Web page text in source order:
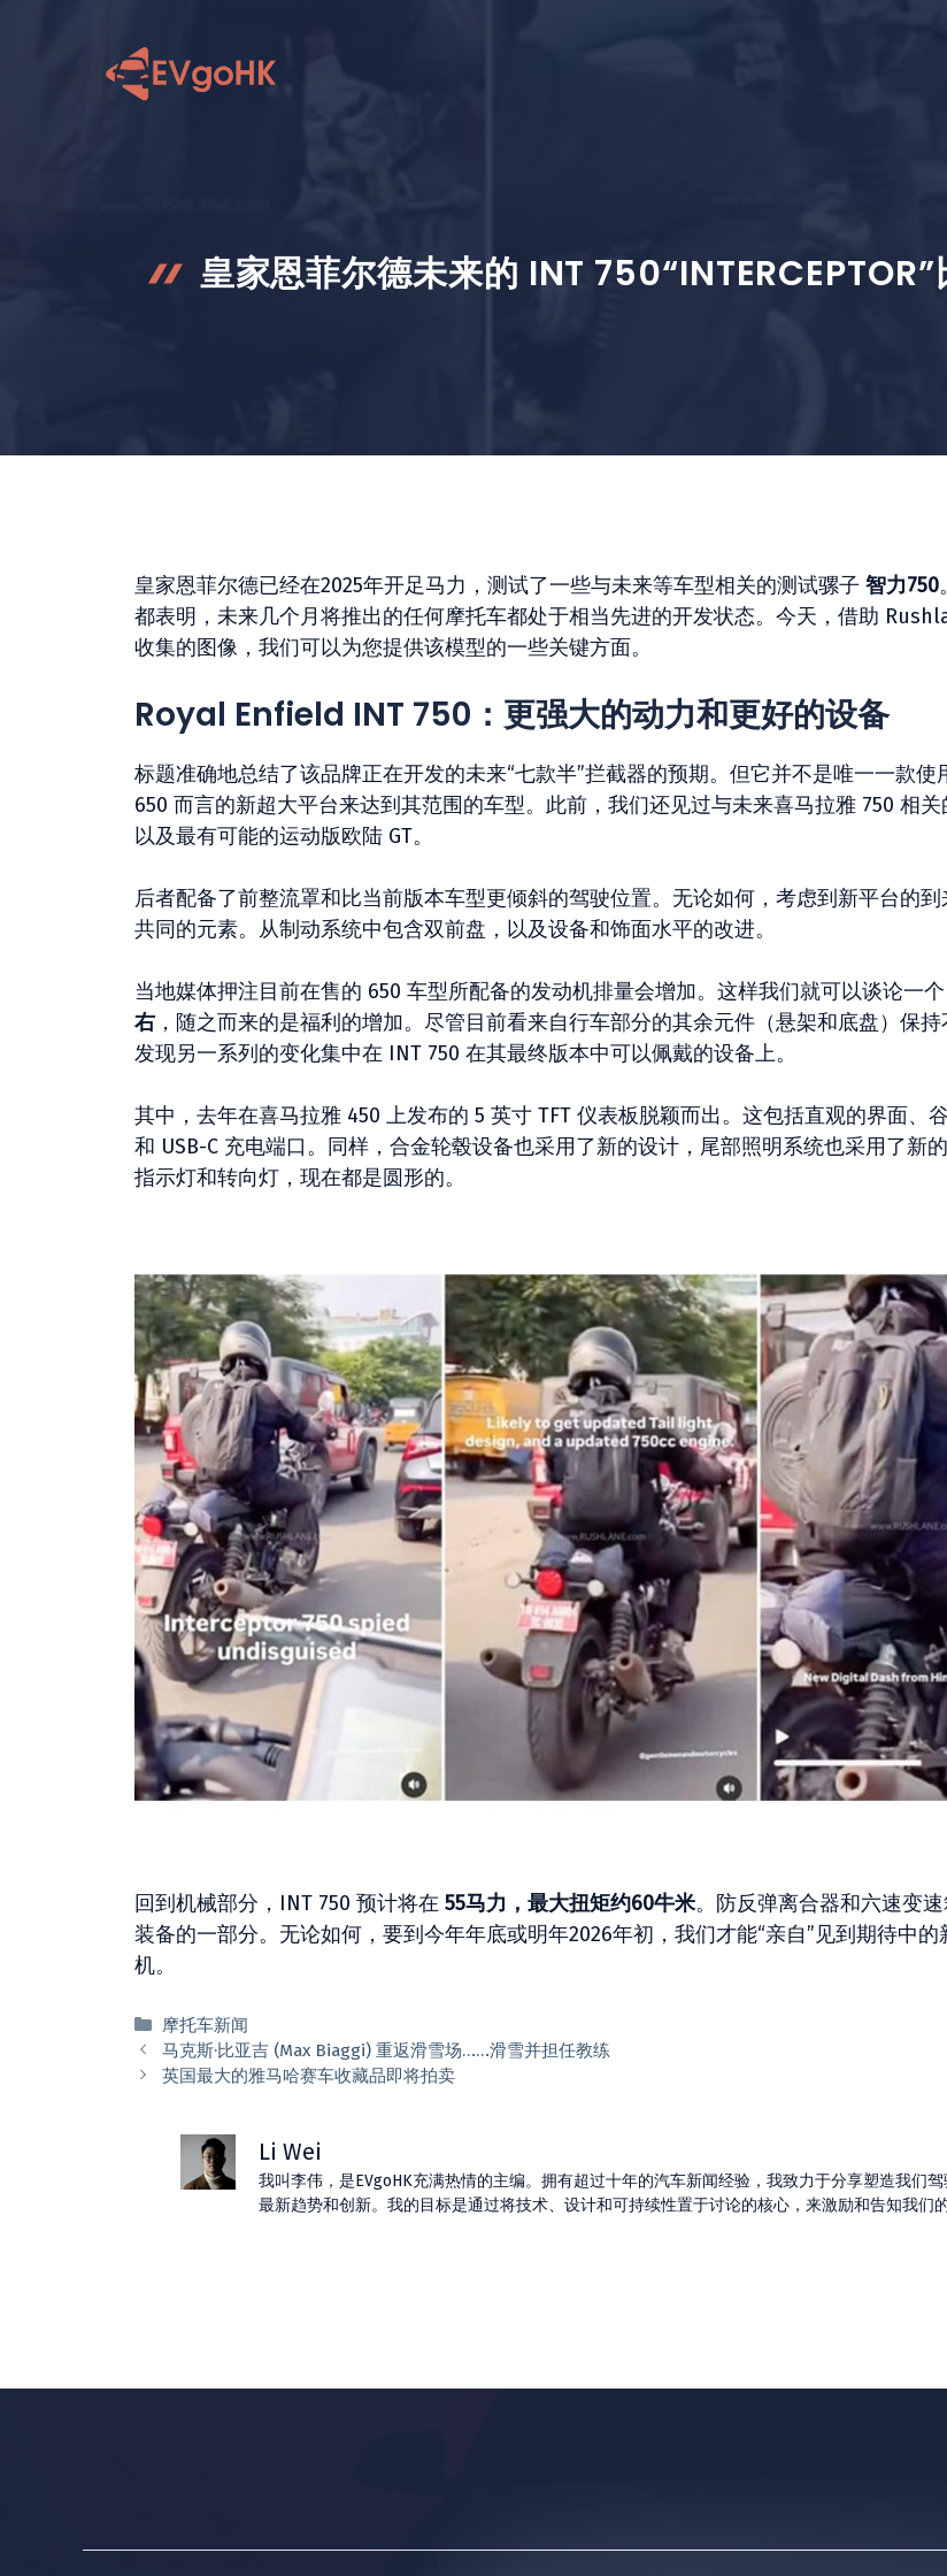
皇家恩菲尔德未来的 INT
皇家恩菲尔德已经在2025年开足马力，测试了一些与未来等车型相关的测试骡子 智力750
都表明，未来几个月将推出的任何摩托车都处于相当先进的开发状态。今天，借助
收集的图像，我们可以为您提供该模型的一些关键方面。
Royal Enfield INT 750：更强大的动力和更好的设备
标题准确地总结了该品牌正在开发的未来“七款半”拦截器的预期。但它并不是唯一一款使
650 而言的新超大平台来达到其范围的车型。此前，我们还见过与未来喜马拉雅 750 相关
以及最有可能的运动版欧陆 GT。
后者配备了前整流罩和比当前版本车型更倾斜的驾驶位置。无论如何，考虑到新平台的
共同的元素。从制动系统中包含双前盘，以及设备和饰面水平的改进​​。
当地媒体押注目前在售的 650 车型所配备的发动机排量会增加。这样我们就可以谈论一个
右 ，随之而来的是福利的增加。尽管目前看来自行车部分的其余元件（悬架和底盘）保
发现另一系列的变化集中在 INT 750 在其最终版本中可以佩戴的设备上。
其中，去年在喜马拉雅 450 上发布的 5 英寸 TFT 仪表板脱颖而出。这包括直观的界面、
和 USB-C 充电端口。同样，合金轮毂设备也采用了新的设计，尾部照明系统也采用了新
指示灯和转向灯，现在都是圆形的。
回到机械部分，INT 750 预计将在 55马力，最大扭矩约60牛米。防反弹离合器和六速变
装备的一部分。无论如何，要到今年年底或明年2026年初，我们才能“亲自”见到期待中的
机。
分
类
摩托车新闻
马克斯·比亚吉 (Max Biaggi) 重返滑雪场……滑雪并担任教练
英国最大的雅马哈赛车收藏品即将拍卖
Li Wei
我叫李伟，是EVgoHK充满热情的主编。拥有超过十年的汽车新闻经验，我致力于分享塑造我们
最新趋势和创新。我的目标是通过将技术、设计和可持续性置于讨论的核心，来激励和告知我们的